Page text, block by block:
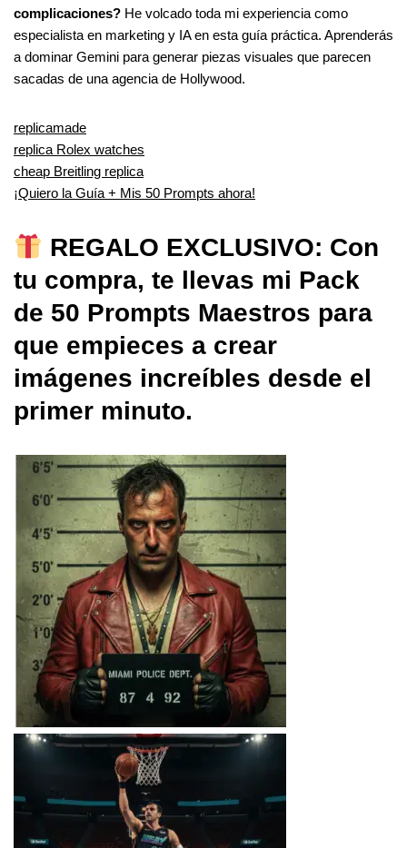
complicaciones? He volcado toda mi experiencia como
especialista en marketing y IA en esta guía práctica. Aprenderás
a dominar Gemini para generar piezas visuales que parecen
sacadas de una agencia de Hollywood.
replicamade
replica Rolex watches
cheap Breitling replica
¡Quiero la Guía + Mis 50 Prompts ahora!
REGALO EXCLUSIVO: Con
tu compra, te llevas mi Pack
de 50 Prompts Maestros para
que empieces a crear
imágenes increíbles desde el
primer minuto.